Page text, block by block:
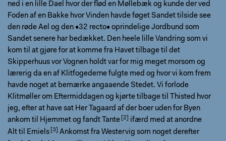
ned i en lille Dael hvor der flød en Møllebæk og kunde der ved
Foden af en Bakke hvor Vinden havde føget Sandet tilside see
den røde Ael og den •32 recto• oprindelige Jordbund som
Sandet senere har bedækket. Den heele lille Vandring som vi
kom til at gjøre for at komme fra Havet tilbage til det
Skipperhuus vor Vognen holdt var for mig meget morsom og
lærerig da en af Klitfogederne fulgte med og hvor vi kom frem
havde noget at bemærke angaaende Stedet. Vi forlode
Klitmøller om Eftermiddagen og kjørte tilbage til Thisted hvor
jeg, efter at have sat Her Tagaard af der boer uden for Byen
ankom til Hjemmet og fandt Tante
ifærd med at anordne
Alt til Emiels
Ankomst fra Westervig som noget derefter